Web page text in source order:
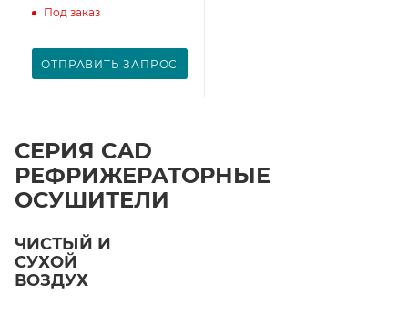
CAD 1400
Под заказ
ОТПРАВИТЬ ЗАПРОС
СЕРИЯ CAD
РЕФРИЖЕРАТОРНЫЕ
ОСУШИТЕЛИ
ЧИСТЫЙ И
СУХОЙ
ВОЗДУХ